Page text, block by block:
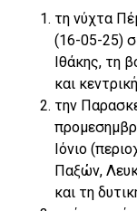
τη νύχτα
(16-05-25)
Ιθάκης, τη
και
την
Ιόνιο
Παξών,
και τη